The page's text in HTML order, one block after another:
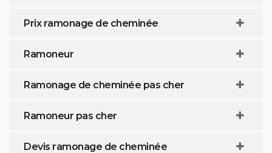
Prix ramonage de cheminée
Ramoneur
Ramonage de cheminée pas cher
Ramoneur pas cher
Devis ramonage de cheminée